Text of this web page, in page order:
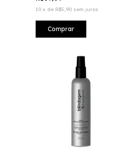
10 x de R$5,90 sem juros